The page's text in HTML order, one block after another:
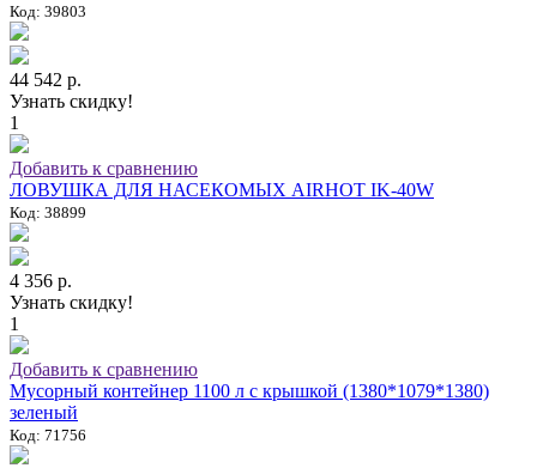
Код: 39803
44 542 р.
Узнать скидку!
1
Добавить к сравнению
ЛОВУШКА ДЛЯ НАСЕКОМЫХ AIRHOT IK-40W
Код: 38899
4 356 р.
Узнать скидку!
1
Добавить к сравнению
Мусорный контейнер 1100 л с крышкой (1380*1079*1380)
зеленый
Код: 71756